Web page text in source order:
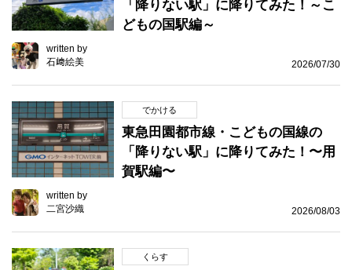
「降りない駅」に降りてみた！～こ
どもの国駅編～
written by
石﨑絵美
2026/07/30
でかける
東急田園都市線・こどもの国線の
「降りない駅」に降りてみた！〜用
賀駅編〜
written by
二宮沙織
2026/08/03
くらす